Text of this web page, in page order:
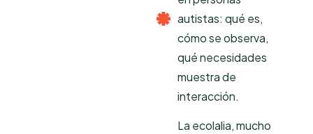
autistas: qué es,
cómo se observa,
qué necesidades
muestra de
interacción.
La ecolalia, mucho